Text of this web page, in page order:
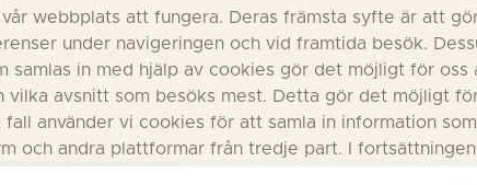
webbplats att fungera. Deras främsta syfte är att
under navigeringen och vid framtida besök.
samlas in med hjälp av cookies gör det möjligt för
vilka avsnitt som besöks mest. Detta gör det möjligt
använder vi cookies för att samla in information
och andra plattformar från tredje part. I
och vilka syften de har med den information som de